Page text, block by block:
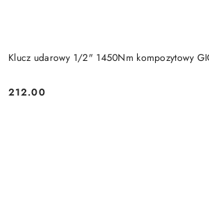
Klucz udarowy 1/2" 1450Nm kompozytowy
Cena:
212.00